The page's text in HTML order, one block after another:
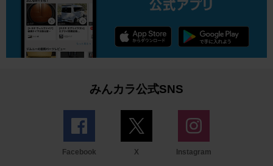
みんカラ公式SNS
Facebook X Instagram